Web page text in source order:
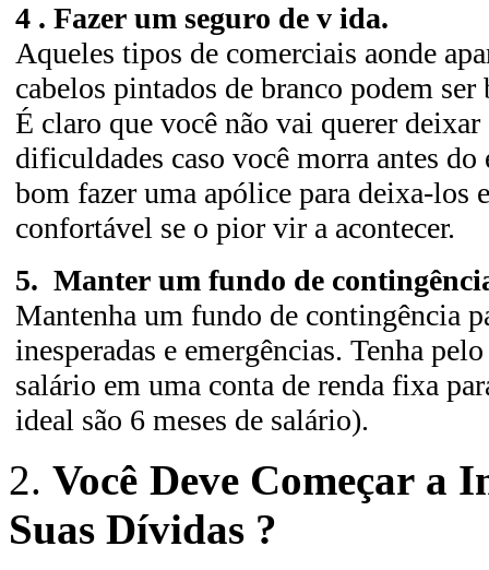
4 . Fazer um seguro de v ida.
Aqueles tipos de comerciais aonde
cabelos pintados de branco podem
É claro que você não vai querer deixar
dificuldades caso você morra antes do
bom fazer uma apólice para deixa-los
confortável se o pior vir a acontecer.
5. Manter um fundo de
Mantenha um fundo de contingência
inesperadas e emergências. Tenha
salário em uma conta de renda fixa
ideal são 6 meses de salário).
2.Você Deve Começar a
Suas Dívidas ?